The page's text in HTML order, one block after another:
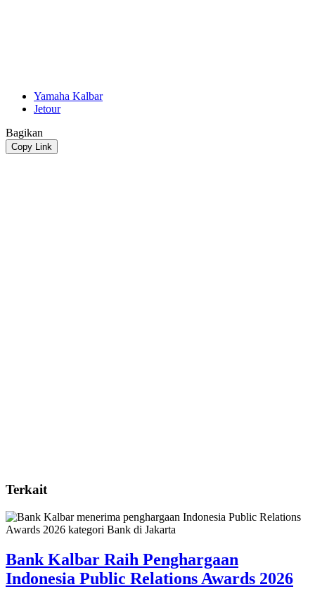
Yamaha Kalbar
Jetour
Bagikan
Copy Link
Terkait
Bank Kalbar Raih Penghargaan
Indonesia Public Relations Awards 2026